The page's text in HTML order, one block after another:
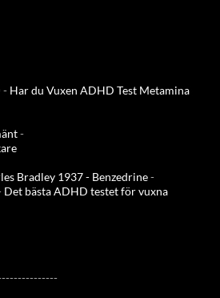
- Har du Vuxen ADHD Test Metamina
-
Bradley 1937 - Benzedrine-
Det bästa ADHD testet för vuxna